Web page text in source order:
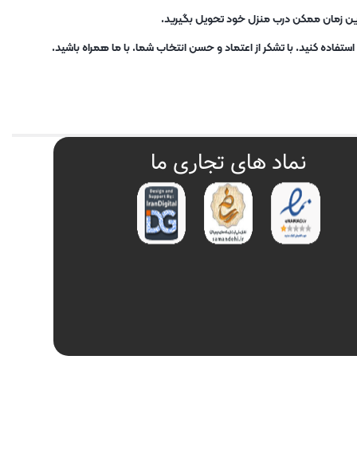
زمان ممکن درب منزل خود تحویل بگیرید.
کنید. با تشکر از اعتماد و حسن انتخاب شما. با ما همراه باشید.
نماد های تجاری ما